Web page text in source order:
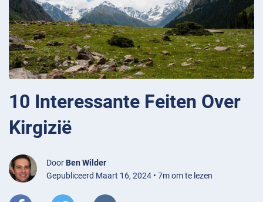
10 Interessante Feiten Over
Kirgizië
Door Ben Wilder
Gepubliceerd Maart 16, 2024 • 7m om te lezen